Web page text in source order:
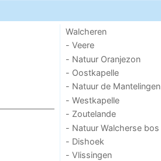
Walcheren
- Veere
- Natuur Oranjezon
- Oostkapelle
- Natuur de Mantelingen
- Westkapelle
- Zoutelande
- Natuur Walcherse bos
- Dishoek
- Vlissingen